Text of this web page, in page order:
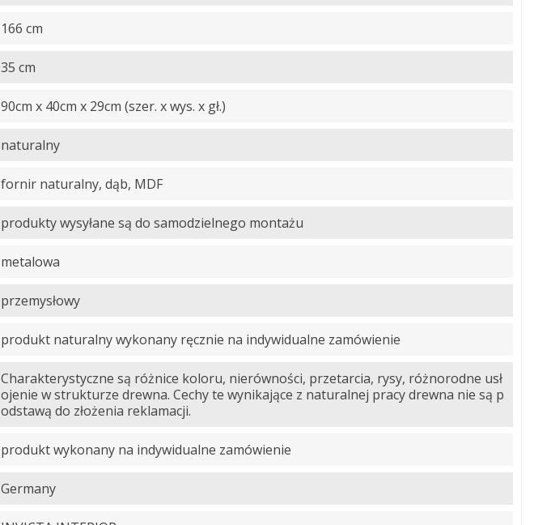
166 cm
35 cm
90cm x 40cm x 29cm (szer. x wys. x gł.)
naturalny
fornir naturalny, dąb, MDF
produkty wysyłane są do samodzielnego montażu
metalowa
przemysłowy
produkt naturalny wykonany ręcznie na indywidualne zamówienie
Charakterystyczne są różnice koloru, nierówności, przetarcia, rysy, różnorodne usł
ojenie w strukturze drewna. Cechy te wynikające z naturalnej pracy drewna nie są p
odstawą do złożenia reklamacji.
produkt wykonany na indywidualne zamówienie
Germany